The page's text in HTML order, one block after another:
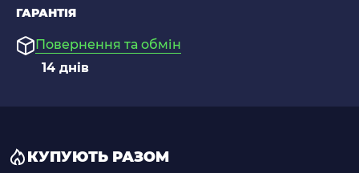
ГАРАНТІЯ
Повернення та обмін
14 днів
КУПУЮТЬ РАЗОМ